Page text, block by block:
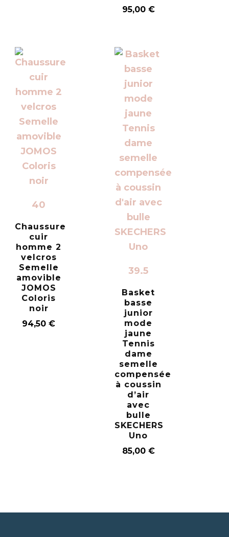
95,00 €
40
Chaussure
cuir
homme 2
velcros
Semelle
amovible
JOMOS
Coloris
noir
94,50€
39.5
Basket
basse
junior
mode
jaune
Tennis
dame
semelle
compensée
à coussin
d’air
avec
bulle
SKECHERS
Uno
85,00 €